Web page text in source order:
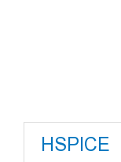
HSPICE